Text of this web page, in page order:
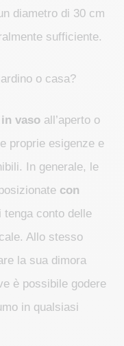
diametro di 30 cm
sufficiente.
o casa?
vaso all’aperto o
proprie esigenze e
In generale, le
con
tenga conto delle
Allo stesso
la sua dimora
è possibile godere
in qualsiasi